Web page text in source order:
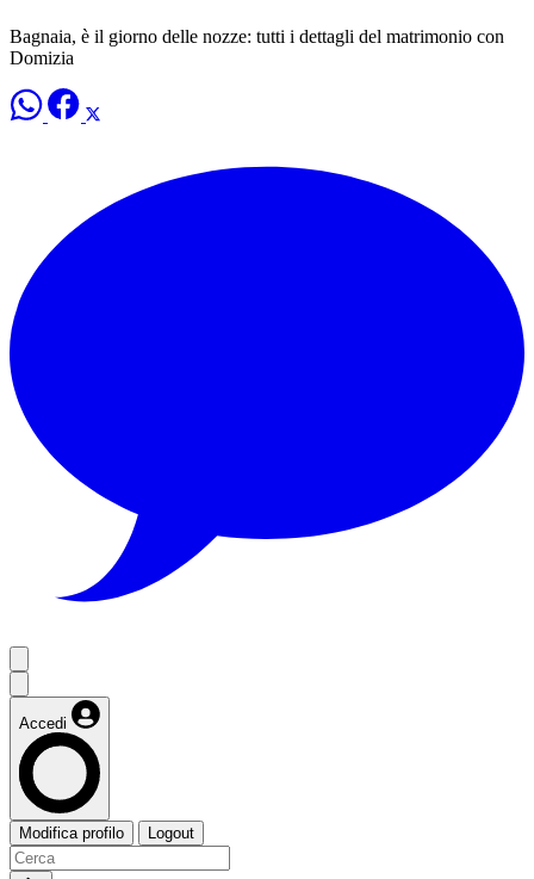
Bagnaia, è il giorno delle nozze: tutti i dettagli del matrimonio con
Domizia
Accedi
Modifica profilo Logout